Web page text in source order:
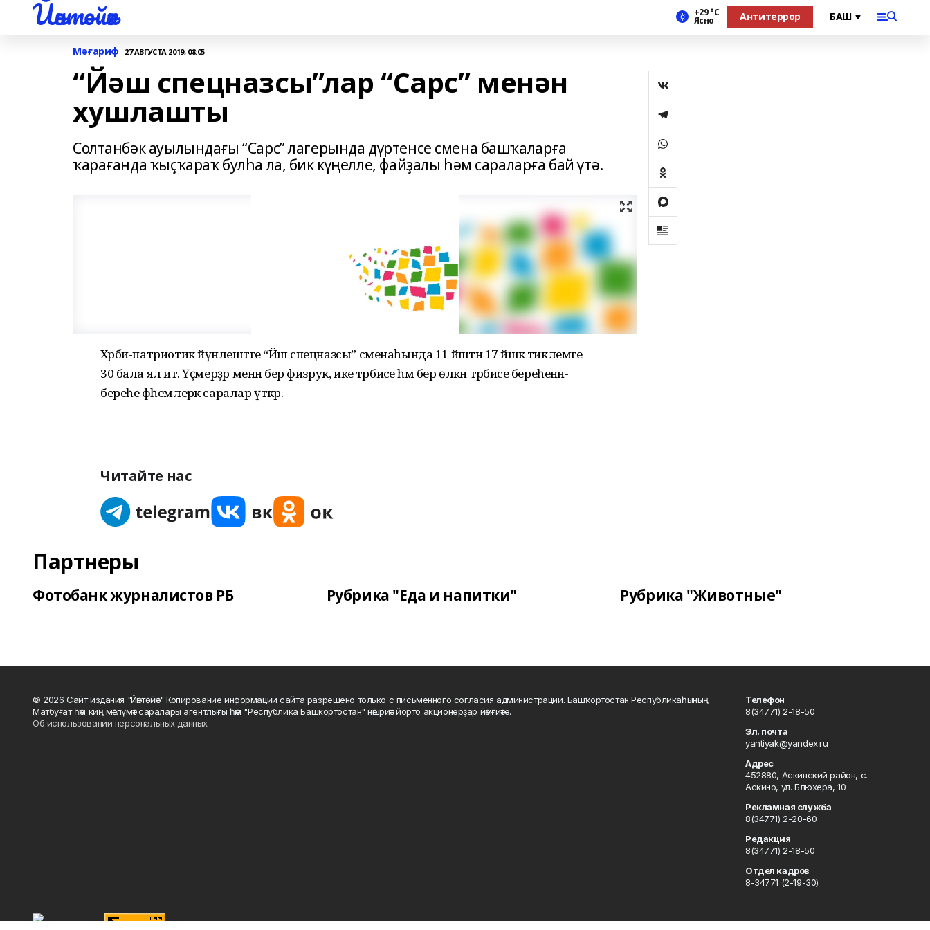
Йәнтөйәк +29 °С
Ясно Антитеррор
Мәғариф 27 АВГУСТА 2019, 08:05
“Йәш спецназсы”лар “Сарс” менән
хушлашты
Солтанбәк ауылындағы “Сарс” лагерында дүртенсе смена башҡаларға
ҡарағанда ҡыҫҡараҡ булһа ла, бик күңелле, файҙалы һәм сараларға бай үтә.
Хәрби-патриотик йүнәлештәге “Йәш спецназсы” сменаһында 11 йәштән 17 йәшкә тиклемге
30 бала ял итә. Үҫмерҙәр менән бер физрук, ике тәрбиәсе һәм бер өлкән тәрбиәсе береһенән-
береһе фәһемлерәк саралар үткәрә.
Читайте нас
Партнеры
Фотобанк журналистов РБ Рубрика "Еда и напитки" Рубрика "Животные"
© 2026 Сайт издания "Йәнтөйәк" Копирование информации сайта разрешено только с письменного согласия администрации. Башҡортостан Республикаһының
Матбуғат һәм киң мәғлүмәт саралары агентлығы һәм "Республика Башкортостан" нәшриәт йорто акционерҙар йәмғиәте.
Об использовании персональных данных
Телефон
8(34771) 2-18-50
Эл. почта
yantiyak@yandex.ru
Адрес
452880, Аскинский район, с.
Аскино, ул. Блюхера, 10
Рекламная служба
8(34771) 2-20-60
Редакция
8(34771) 2-18-50
Отдел кадров
8-34771 (2-19-30)